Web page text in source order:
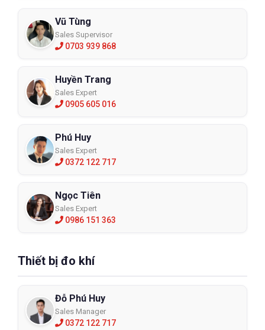
Vũ Tùng
Sales Supervisor
0703 939 868
Huyền Trang
Sales Expert
0905 605 016
Phú Huy
Sales Expert
0372 122 717
Ngọc Tiên
Sales Expert
0986 151 363
Thiết bị đo khí
Đỗ Phú Huy
Sales Manager
0372 122 717